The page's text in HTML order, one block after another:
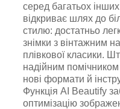
серед багатьох
відкриває шлях до
стилю: достатньо
знімки з вінтажним
плівкової класики.
надійним
нові формати й
Функція AI Beautify
оптимізацію